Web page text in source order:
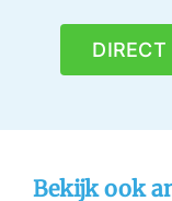
Bekijk ook